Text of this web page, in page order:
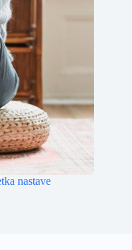
nastave